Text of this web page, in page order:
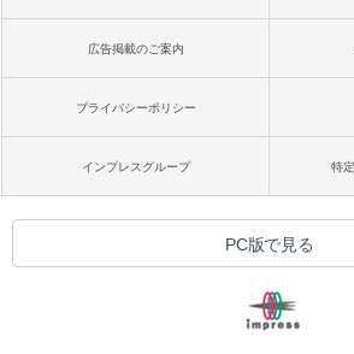
広告掲載のご案内
プライバシーポリシー
インプレスグループ 特
PC版で見る